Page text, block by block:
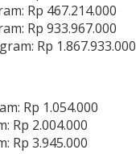
Rp 467.214.000
Rp 933.967.000
Rp 1.867.933.000
Rp 1.054.000
Rp 2.004.000
Rp 3.945.000